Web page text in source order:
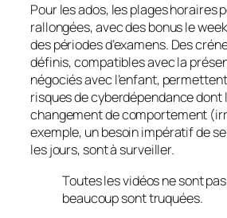
Pour les ados, les plages horaires
rallongées, avec des bonus le
des périodes d’examens. Des
définis, compatibles avec la
négociés avec l’enfant,
risques de cyberdépendance dont
changement de comportement
exemple, un besoin impératif de
les jours, sont à surveiller.
Toutes les vidéos ne sont
beaucoup sont truquées.